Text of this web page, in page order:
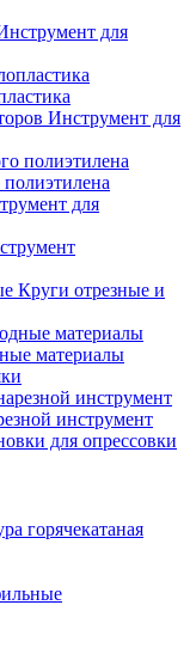
для
Инструмент для
для
Круги отрезные и
материалы
инструмент
для опрессовки
горячекатаная